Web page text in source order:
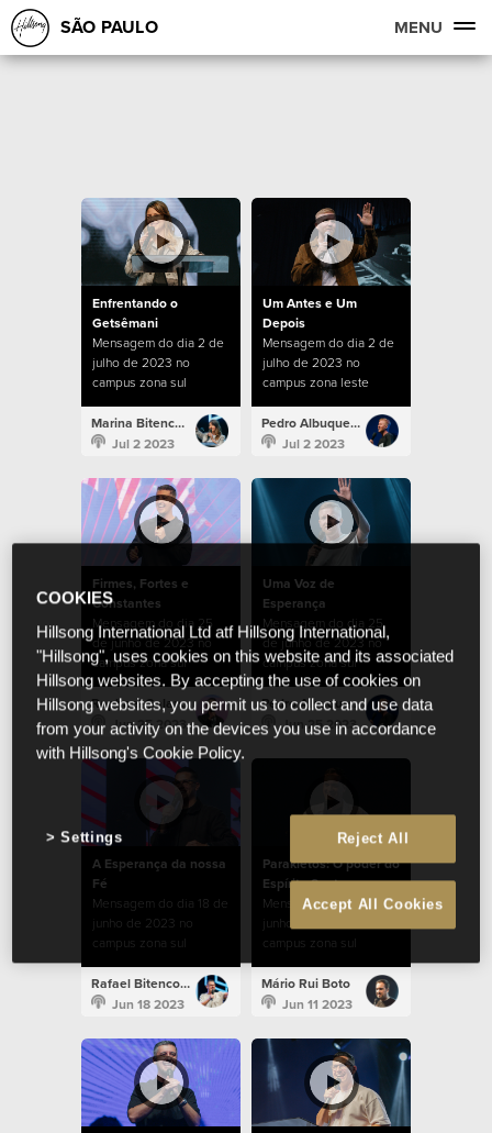
SÃO PAULO MENU
Enfrentando o
Getsêmani
Mensagem do dia 2 de
julho de 2023 no
campus zona sul
Marina Bitencourt
Jul 2 2023
Um Antes e Um
Depois
Mensagem do dia 2 de
julho de 2023 no
campus zona leste
Pedro Albuquerque
Jul 2 2023
Firmes, Fortes e
Constantes
Mensagem do dia 25
de junho de 2023 no
campus zona sul
Raphael Galante
Jun 25 2023
Uma Voz de
Esperança
Mensagem do dia 25
de junho de 2023 no
campus zona sul
Pedro Albuquerque
Jun 25 2023
A Esperança da nossa
Fé
Mensagem do dia 18 de
junho de 2023 no
campus zona sul
Rafael Bitencourt
Jun 18 2023
Parakletos: O poder do
Espírito Santo
Mensagem do dia 11 de
junho de 2023 no
campus zona sul
Mário Rui Boto
Jun 11 2023
COOKIES
Hillsong International Ltd atf Hillsong International,
"Hillsong", uses cookies on this website and its associated
Hillsong websites. By accepting the use of cookies on
Hillsong websites, you permit us to collect and use data
from your activity on the devices you use in accordance
with Hillsong's Cookie Policy.
Reject All
Accept All Cookies
Settings